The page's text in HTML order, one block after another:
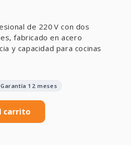
de 220 V con dos
fabricado en acero
y capacidad para cocinas
Garantía 12 meses
carrito